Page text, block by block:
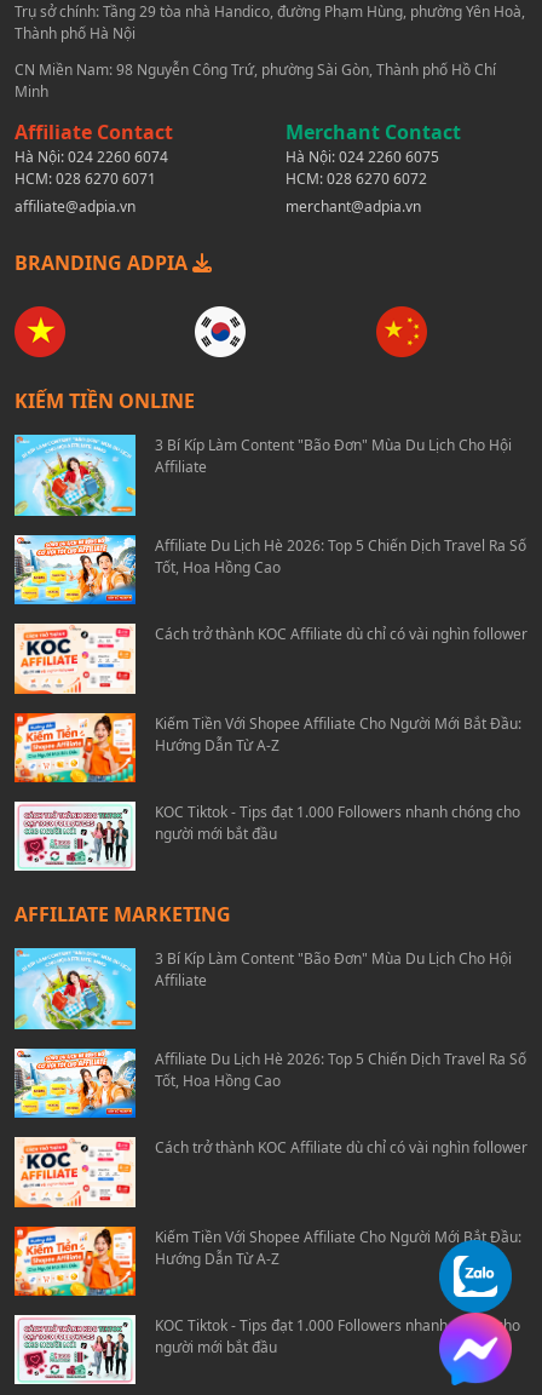
Trụ sở chính: Tầng 29 tòa nhà Handico, đường Phạm Hùng, phường Yên Hoà,
Thành phố Hà Nội
CN Miền Nam: 98 Nguyễn Công Trứ, phường Sài Gòn, Thành phố Hồ Chí
Minh
Affiliate Contact
Hà Nội:024 2260 6074
HCM:028 6270 6071
affiliate@adpia.vn
Merchant Contact
Hà Nội:024 2260 6075
HCM:028 6270 6072
merchant@adpia.vn
BRANDING ADPIA
KIẾM TIỀN ONLINE
3 Bí Kíp Làm Content "Bão Đơn" Mùa Du Lịch Cho Hội
Affiliate
Affiliate Du Lịch Hè 2026: Top 5 Chiến Dịch Travel Ra Số
Tốt, Hoa Hồng Cao
Cách trở thành KOC Affiliate dù chỉ có vài nghìn follower
Kiếm Tiền Với Shopee Affiliate Cho Người Mới Bắt Đầu:
Hướng Dẫn Từ A-Z
KOC Tiktok - Tips đạt 1.000 Followers nhanh chóng cho
người mới bắt đầu
AFFILIATE MARKETING
3 Bí Kíp Làm Content "Bão Đơn" Mùa Du Lịch Cho Hội
Affiliate
Affiliate Du Lịch Hè 2026: Top 5 Chiến Dịch Travel Ra Số
Tốt, Hoa Hồng Cao
Cách trở thành KOC Affiliate dù chỉ có vài nghìn follower
Kiếm Tiền Với Shopee Affiliate Cho Người Mới Bắt Đầu:
Hướng Dẫn Từ A-Z
KOC Tiktok - Tips đạt 1.000 Followers nhanh chóng cho
người mới bắt đầu